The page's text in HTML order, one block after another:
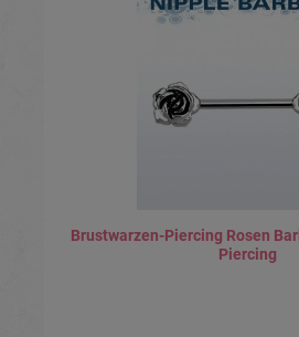
Brustwarzen-Piercing Rosen
Piercing